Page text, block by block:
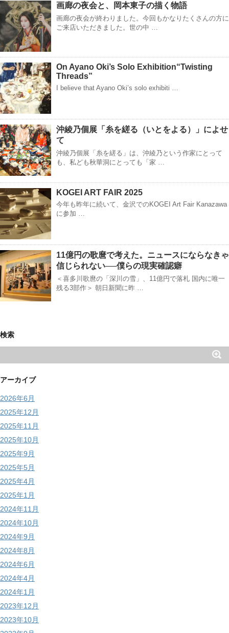
画廊の夜会と、岡本東子の描く物語
画廊の夜会が終わりました。今回もかなりたくさんの方に
ご来店いただきました。世の中 …
On Ayano Oki’s Solo Exhibition“Twisting
Threads”
I believe that Ayano Oki’s solo exhibiti …
沖綾乃個展「糸を縒る（いとをよる）」によせ
て
沖綾乃個展「糸を縒る」は、沖綾乃という作家にとって
も、私ども秋華洞にとっても「家 …
KOGEI ART FAIR 2025
今年も昨年に続いて、金沢でのKOGEI Art Fair Kanazawa
に参加 …
11億円の歌麿で考えた。ニュースにならなきゃ
信じられない──僕らの現実確認癖
＜喜多川歌麿の「深川の雪」、11億円で落札 国内に唯一
残る3部作＞ 朝日新聞に昨 …
検索
アーカイブ
2026年6月
2025年12月
2025年11月
2025年10月
2025年9月
2025年5月
2025年4月
2025年1月
2024年11月
2024年10月
2024年9月
2024年8月
2024年6月
2024年4月
2024年1月
2023年12月
2023年10月